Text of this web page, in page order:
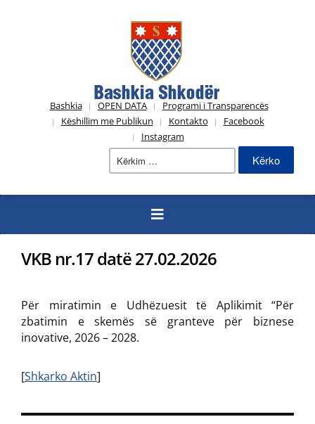
Bashkia OPEN DATA
Programi i Transparencës
Këshillim me Publikun
Kontakto
Facebook
Instagram
Kërko
VKB nr.17 datë 27.02.2026
Për miratimin e Udhëzuesit të Aplikimit “Për
zbatimin e skemës së granteve për biznese
inovative, 2026 – 2028.
[Shkarko Aktin]